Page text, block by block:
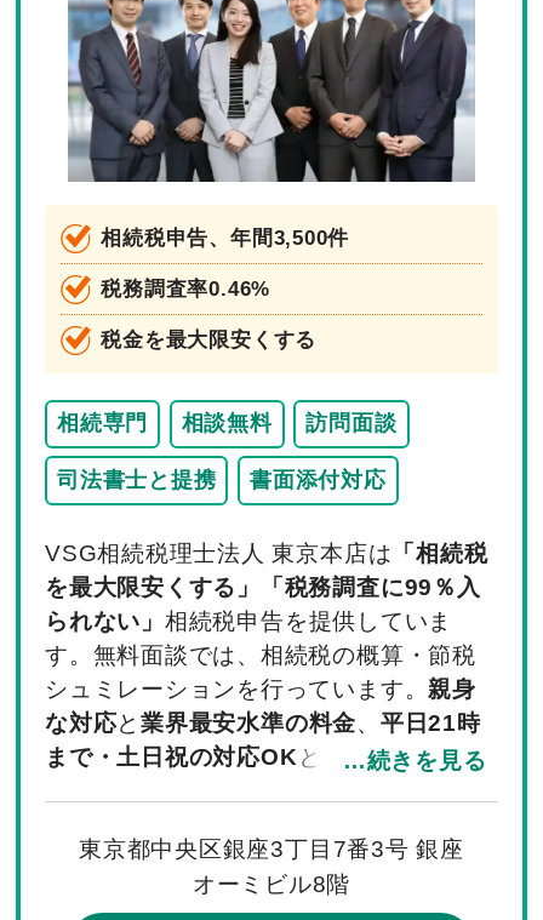
相続税申告、年間3,500件
税務調査率0.46%
税金を最大限安くする
相続専門 相談無料 訪問面談
司法書士と提携 書面添付対応
VSG相続税理士法人 東京本店は 「相続税
を最大限安くする」「税務調査に99％入
られない」 相続税申告を提供していま
す。無料面談では、相続税の概算・節税
シュミレーションを行っています。 親身
な対応と業界最安水準の料金、 平日21時
まで・土日祝の対応OK と相談のしやすさ
…続きを見る
東京都中央区銀座3丁目7番3号 銀座
オーミビル8階